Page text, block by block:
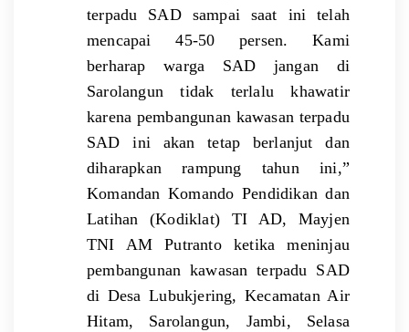
terpadu SAD sampai saat ini telah
mencapai 45-50 persen. Kami
berharap warga SAD jangan di
Sarolangun tidak terlalu khawatir
karena pembangunan kawasan terpadu
SAD ini akan tetap berlanjut dan
diharapkan rampung tahun ini,”
Komandan Komando Pendidikan dan
Latihan (Kodiklat) TI AD, Mayjen
TNI AM Putranto ketika meninjau
pembangunan kawasan terpadu SAD
di Desa Lubukjering, Kecamatan Air
Hitam, Sarolangun, Jambi, Selasa